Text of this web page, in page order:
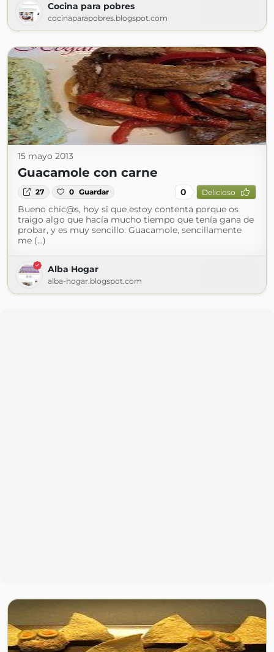
Cocina para pobres
cocinaparapobres.blogspot.com
15 mayo 2013
Guacamole con carne
27 0 Guardar 0 Delicioso
Bueno chic@s, hoy si que estoy contenta porque os
traigo algo que hacía mucho tiempo que tenía gana de
probar, y es muy sencillo: Guacamole, sencillamente
me (...)
Alba Hogar
alba-hogar.blogspot.com